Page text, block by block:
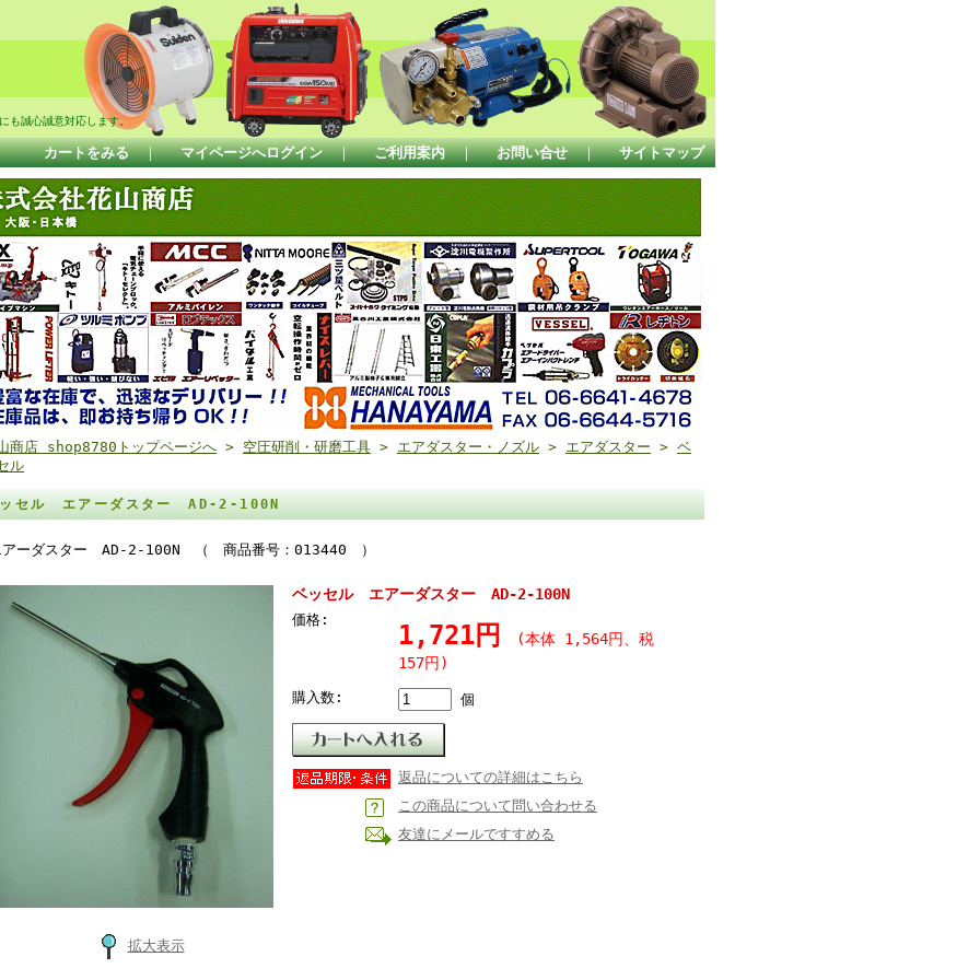
も誠心誠意対応します。
カートをみる ｜ マイページへログイン ｜ ご利用案内 ｜ お問い合せ ｜ サイトマップ
商店 shop8780トップページへ > 空圧研削・研磨工具 > エアダスター・ノズル > エアダスター > ベ
ル
セル エアーダスター AD-2-100N
アーダスター AD-2-100N （ 商品番号：013440 ）
拡大表示
ベッセル エアーダスター AD-2-100N
価格:
1,721円
(本体 1,564円、税
157円)
購入数: 個
返品についての詳細はこちら
この商品について問い合わせる
友達にメールですすめる